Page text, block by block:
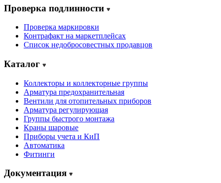
Проверка подлинности
Проверка маркировки
Контрафакт на маркетплейсах
Cписок недобросовестных продавцов
Каталог
Коллекторы и коллекторные группы
Арматура предохранительная
Вентили для отопительных приборов
Арматура регулирующая
Группы быстрого монтажа
Краны шаровые
Приборы учета и КиП
Автоматика
Фитинги
Документация